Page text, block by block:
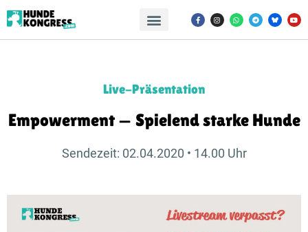
Live-Präsentation
Empowerment — Spielend starke Hunde
Sendezeit: 02.04.2020 • 14.00 Uhr